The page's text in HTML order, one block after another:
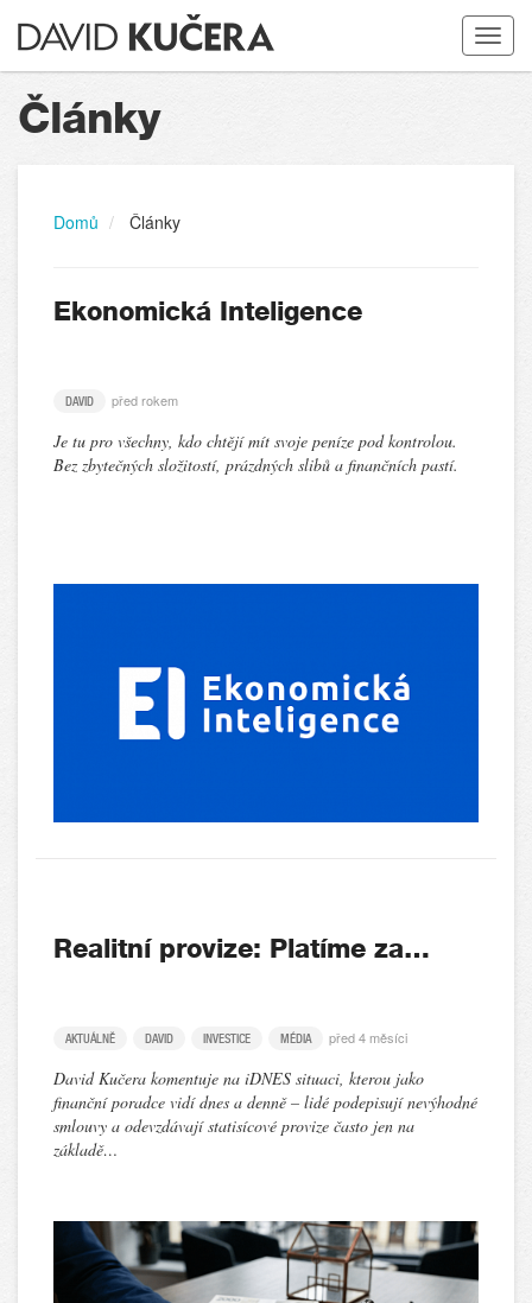
Toggle
Články
Domů Články
Ekonomická Inteligence
DAVID před rokem
Je tu pro všechny, kdo chtějí mít svoje peníze pod kontrolou.
Bez zbytečných složitostí, prázdných slibů a finančních pastí.
Realitní provize: Platíme za…
AKTUÁLNĚ DAVID INVESTICE MÉDIA před 4 měsíci
David Kučera komentuje na iDNES situaci, kterou jako
finanční poradce vidí dnes a denně – lidé podepisují nevýhodné
smlouvy a odevzdávají statisícové provize často jen na
základě…